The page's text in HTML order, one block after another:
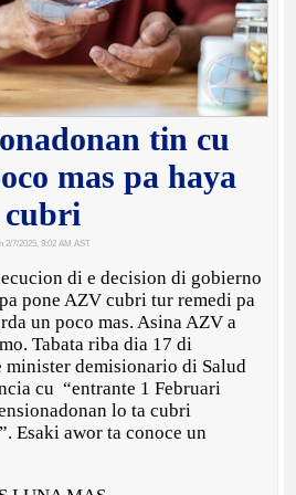
tin cu
mas pa haya
cubri
2/7/2025, 9:02 AM AST
di e decision di gobierno
pone AZV cubri tur remedi pa
un poco mas. Asina AZV a
Tabata riba dia 17 di
minister demisionario di Salud
cu “entrante 1 Februari
lo ta cubri
Esaki awor ta conoce un